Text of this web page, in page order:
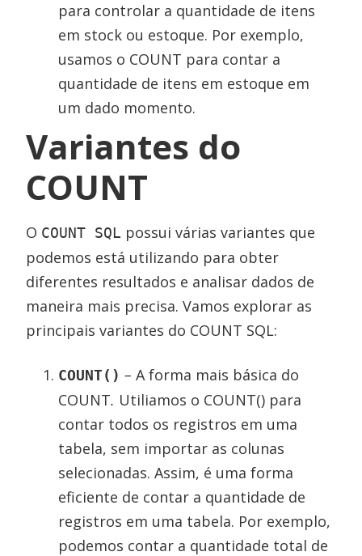
para controlar a quantidade de itens
em stock ou estoque. Por exemplo,
usamos o COUNT para contar a
quantidade de itens em estoque em
um dado momento.
Variantes do
COUNT
O COUNT SQL possui várias variantes que
podemos está utilizando para obter
diferentes resultados e analisar dados de
maneira mais precisa. Vamos explorar as
principais variantes do COUNT SQL:
COUNT() –A forma mais básica do
COUNT. Utiliamos o COUNT() para
contar todos os registros em uma
tabela, sem importar as colunas
selecionadas. Assim, é uma forma
eficiente de contar a quantidade de
registros em uma tabela. Por exemplo,
podemos contar a quantidade total de